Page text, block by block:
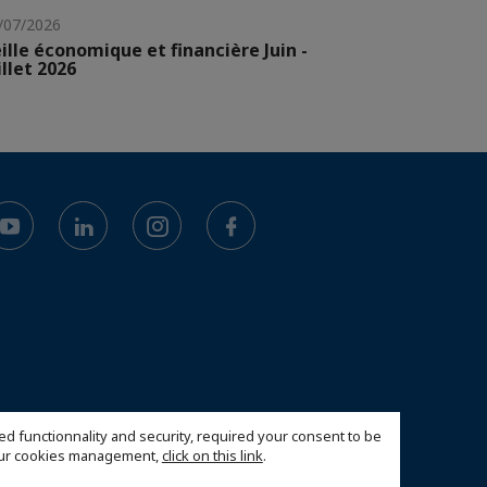
functionnality and security, required your consent to be
cookies management,click on this link.
2026
économique et financière Juin -
2026